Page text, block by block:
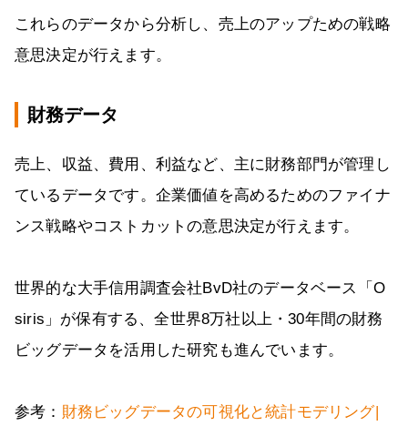
これらのデータから分析し、売上のアップための戦略
意思決定が行えます。
財務データ
売上、収益、費用、利益など、主に財務部門が管理し
ているデータです。企業価値を高めるためのファイナ
ンス戦略やコストカットの意思決定が行えます。
世界的な大手信用調査会社BvD社のデータベース「O
siris」が保有する、全世界8万社以上・30年間の財務
ビッグデータを活用した研究も進んでいます。
参考： 財務ビッグデータの可視化と統計モデリング|